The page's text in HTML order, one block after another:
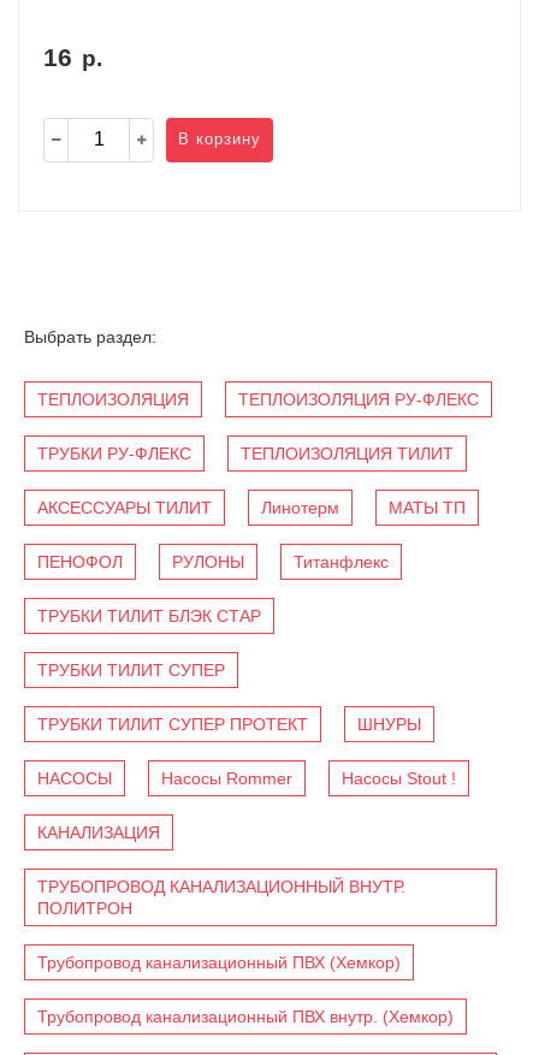
16 р.
В корзину
Выбрать раздел:
ТЕПЛОИЗОЛЯЦИЯ ТЕПЛОИЗОЛЯЦИЯ РУ-ФЛЕКС
ТРУБКИ РУ-ФЛЕКС ТЕПЛОИЗОЛЯЦИЯ ТИЛИТ
АКСЕССУАРЫ ТИЛИТ Линотерм МАТЫ ТП
ПЕНОФОЛ РУЛОНЫ Титанфлекс
ТРУБКИ ТИЛИТ БЛЭК СТАР
ТРУБКИ ТИЛИТ СУПЕР
ТРУБКИ ТИЛИТ СУПЕР ПРОТЕКТ ШНУРЫ
НАСОСЫ Насосы Rommer Насосы Stout !
КАНАЛИЗАЦИЯ
ТРУБОПРОВОД КАНАЛИЗАЦИОННЫЙ ВНУТР.
ПОЛИТРОН
Трубопровод канализационный ПВХ (Хемкор)
Трубопровод канализационный ПВХ внутр. (Хемкор)